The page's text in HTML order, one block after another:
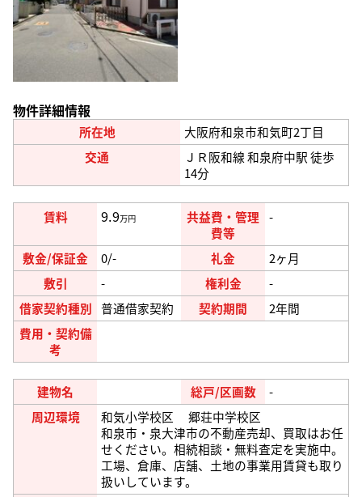
物件詳細情報
所在地
大阪府和泉市和気町2丁目
交通
ＪＲ阪和線 和泉府中駅 徒歩
14分
賃料 9.9万円
共益費・管理
費等
-
敷金/保証金 0/- 礼金 2ヶ月
敷引
- 権利金
-
借家契約種別 普通借家契約 契約期間
2年間
費用・契約備
考
建物名 総戸/区画数
-
周辺環境
和気小学校区 郷荘中学校区
和泉市・泉大津市の不動産売却、買取はお任
せください。相続相談・無料査定を実施中。
工場、倉庫、店舗、土地の事業用賃貸も取り
扱いしています。